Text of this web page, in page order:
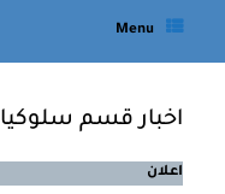
Menu
اخبار قسم
اعلان